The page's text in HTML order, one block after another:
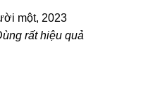
một, 2023
rất hiệu quả